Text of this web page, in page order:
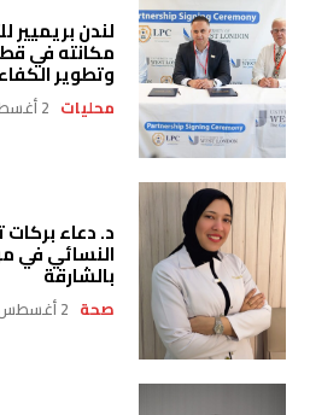
لندن بريميير
مكانته في
وتطوير
محليات 2 أغسطس، 2026
د. دعاء
النسائي في
بالشارقة
صحة 2 أغسطس، 2026